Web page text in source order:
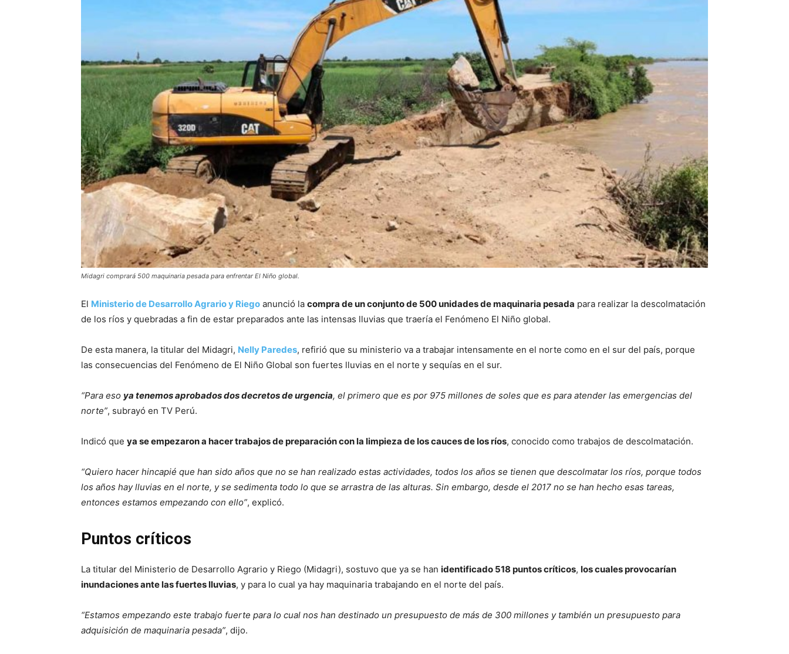
Midagri comprará 500 maquinaria pesada para enfrentar El Niño global.
El Ministerio de Desarrollo Agrario y Riego anunció la compra de un conjunto de 500 unidades de maquinaria pesada para realizar la descolmatación
de los ríos y quebradas a fin de estar preparados ante las intensas lluvias que traería el Fenómeno El Niño global.
De esta manera, la titular del Midagri, Nelly Paredes, refirió que su ministerio va a trabajar intensamente en el norte como en el sur del país, porque
las consecuencias del Fenómeno de El Niño Global son fuertes lluvias en el norte y sequías en el sur.
“Para eso ya tenemos aprobados dos decretos de urgencia, el primero que es por 975 millones de soles que es para atender las emergencias del
norte”, subrayó en TV Perú.
Indicó que ya se empezaron a hacer trabajos de preparación con la limpieza de los cauces de los ríos, conocido como trabajos de descolmatación.
“Quiero hacer hincapié que han sido años que no se han realizado estas actividades, todos los años se tienen que descolmatar los ríos, porque todos
los años hay lluvias en el norte, y se sedimenta todo lo que se arrastra de las alturas. Sin embargo, desde el 2017 no se han hecho esas tareas,
entonces estamos empezando con ello”, explicó.
Puntos críticos
La titular del Ministerio de Desarrollo Agrario y Riego (Midagri), sostuvo que ya se han identificado 518 puntos críticos, los cuales provocarían
inundaciones ante las fuertes lluvias, y para lo cual ya hay maquinaria trabajando en el norte del país.
“Estamos empezando este trabajo fuerte para lo cual nos han destinado un presupuesto de más de 300 millones y también un presupuesto para
adquisición de maquinaria pesada”, dijo.